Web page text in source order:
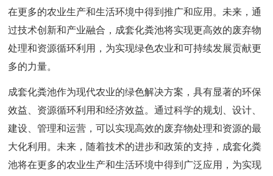
在更多的农业生产和生活环境中得到推广和应用。未来，通
过技术创新和产业融合，成套化粪池将实现更高效的废弃物
处理和资源循环利用，为实现绿色农业和可持续发展贡献更
多的力量。
成套化粪池作为现代农业的绿色解决方案，具有显著的环保
效益、资源循环利用和经济效益。通过科学的规划、设计、
建设、管理和运营，可以实现高效的废弃物处理和资源的最
大化利用。未来，随着技术的进步和政策的支持，成套化粪
池将在更多的农业生产和生活环境中得到广泛应用，为实现